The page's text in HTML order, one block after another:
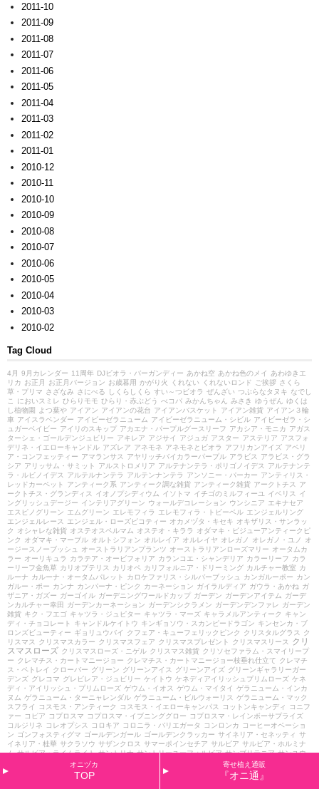
2011-10
2011-09
2011-08
2011-07
2011-06
2011-05
2011-04
2011-03
2011-02
2011-01
2010-12
2010-11
2010-10
2010-09
2010-08
2010-07
2010-06
2010-05
2010-04
2010-03
2010-02
Tag Cloud
4月 9月カレンダー 11周年 DJビオラ・バーガンディー あかね空 あかね色のメイ
あわゆきエ
リカ お正月 お正月バージョン お歳暮用 かがり火 くれない くれないロンド ご挨拶 さくら
草・プリマ さざなみ さにべる しくらしくら すい～つビオラ ぜんざい つぶらなタヌキ なでし
こ
においスミレ ひらりモモ ひらり・赤ぶどう べコパ みかんちゃん みさき ゆうぜん
ゆくは
し植物園
よつ葉や アイアン アイアンの花台 アイアンバスケット アイアン雑貨 アイアン３輪
車 アイスラベンダー アイビーゼラニューム アイビーゼラニューム・シビル アイビーゼラ・シ
ュガーベイビー アイリのスキップ アカエナ・パープルグースリーフ アカシア・モニカ アガス
ターシェ・ゴールデンジュビリー アキレア アジサイ アジュガ アスター アステリア アスフォ
デリネ・イエローキャンドル アズレア アネモネ アネモネとビオラ アフリカンアイズ アベリ
ア・コンフェッティー アマランサス アヤリッチバイカラーパープル アラビス
アラビス・グラ
シア アリッサム・サミット アルストロメリア アルテナンテラ・ポリゴノイデス
アルテナンテ
ラ・ルビノイデス
アルテルナンテラ アルテンナンテラ アンソニー・パーカー アンティリス・
レッドカーペット
アンティーク系 アンティーク調な雑貨 アンティーク雑貨 アークトチス
ア
ークトチス・グランディス
イオノプシディウム イソトマ イチゴのミルフィーユ イベリス
イ
ングリッシュデージー インテリアグリーン ウォールデコレーション ウンシニア エキナセア
エスピノグリーン エムグリーン エレモフィラ エレモフィラ・トビーベル エンジェルリング
エンジェルレース
エンジェル・ローズピコティー オカメヅタ・キセキ オキザリス・サンラッ
ク
オシャレな雑貨 オステオスペルマム オステオ・キララ
オダマキ・ビジューアンティークピ
ンク
オダマキ・マーブル オルトシフォン オルレイア オルレイヤ オレガノ オレガノ・ユノ
オ
ージースノーブッシュ
オーストラリアンプランツ オーストラリアンローズマリー オータムカ
ラー オーリキュラ カラテア・オービフォリア カランコエ・シャンデリア カラーリーフ カラ
ーリーフ金魚草 カリオプテリス カリオペ カリフォルニア・ドリーミング カルチャー教室 カ
ルーナ カルーナ・オータムパレット カロケファリス・シルバーブッシュ カンガルーポー カン
ガルー・ポー カンナ カンパーナ・ピンク カーネーション ガイラルディア ガウラ・あかね ガ
ザニア・ガズー ガーゴイル ガーデニングワールドカップ ガーデン ガーデンアイテム ガーデ
ンカルチャー幸田
ガーデンカーネーション ガーデンシクラメン ガーデンデンファレ ガーデン
雑貨 キク・フエゴ キャツラ・ジュピター キャツラ・マーズ キャラメルアンティーク
キャン
ディ・チョコレート
キャンドルケイトウ キンギョソウ・スカンピードラゴン キンセンカ・ブ
ロンズビューティー ギョリュウバイ クフェア・キューフェリックピンク クリスタルグラス
ク
リスマス
クリスマスカラー クリスマスフェア クリスマスプレゼント クリスマスリース
クリ
スマスローズ クリスマスローズ・ニゲル クリスマス雑貨 クリソセファラム・スマイリープ
ー クレマチス・カートマニージョー クレマチス・カートマニージョー枝垂れ仕立て クレマチ
ス・ペトレイ
クローバー グリーン グリーンアイス グリーンアイズ グリーンギャラリーガー
デンズ グレコマ グレビレア・ジュビリー ケイトウ ケネディアイリッシュプリムローズ ケネ
ディ・アイリッシュ・プリムローズ ゲウム・イオス ゲウム・マイタイ ゲラニューム・インカ
ヌム ゲラニューム・ターニャレンダル ゲラニューム・ビルウォーリス ゲラニューム・マック
スフライ
コスモス・アンティーク コスモス・イエローキャンパス コットンキャンディ
コニフ
ァー
コピア コプロスマ コプロスマ・イブニンググロー
コプロスマ・レインボーサプライズ
コルジリネ
コレオプシス コロキア コロニラ・バリエガータ コンロンカ
コーヒーオベーショ
ン ゴンフォスティグマ ゴールデンガール ゴールデンクラッカー サイネリア・セネッティ サ
イネリア・桂華 サクラソウ サザンクロス サマーポインセチア サルビア サルビア・ホルミナ
ム サルビア・ライムライト サントリナ サントリーユーフォルビア サンブリテニア サンユウ
シェリー シェルフ シクラメンリーフビオラ シクラメン・オリガミ
クラメン・セレナーディア
シクラメン・ビクトリア シクラメン・プチティアラ
シッサスシュガーバイン シラサギカヤツリ
オニヅカ
TOP
寄せ植え通販
『オニ通』